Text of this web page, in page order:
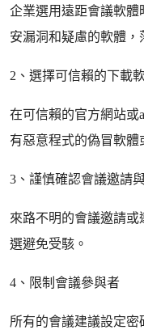
企業選用遠距會議軟
安漏洞和疑慮的軟體，
2、選擇可信賴的下載
在可信賴的官方網站或
有惡意程式的偽冒軟體
3、謹慎確認會議邀請
來路不明的會議邀請
選避免受駭。
4、限制會議參與者
所有的會議建議設定